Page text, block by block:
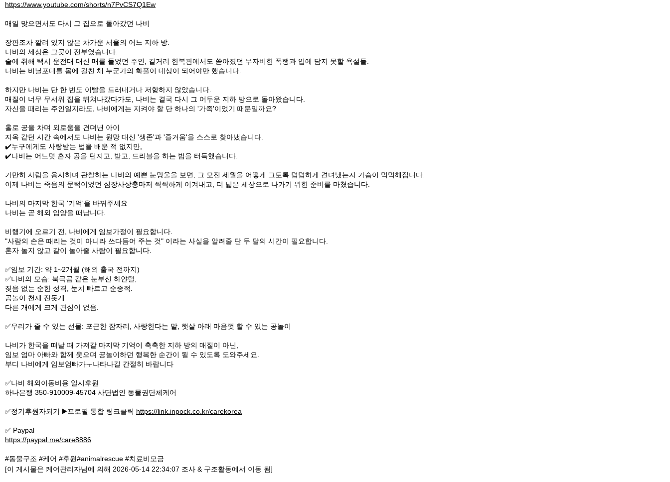
https://www.youtube.com/shorts/n7PvCS7Q1Ew
매일 맞으면서도 다시 그 집으로 돌아갔던 나비
장판조차 깔려 있지 않은 차가운 서울의 어느 지하 방.
나비의 세상은 그곳이 전부였습니다.
술에 취해 택시 운전대 대신 매를 들었던 주인, 길거리 한복판에서도 쏟아졌던 무자비한 폭행과 입에 담지 못할 욕설들.
나비는 비닐포대를 몸에 걸친 채 누군가의 화풀이 대상이 되어야만 했습니다.
하지만 나비는 단 한 번도 이빨을 드러내거나 저항하지 않았습니다.
매질이 너무 무서워 집을 뛰쳐나갔다가도, 나비는 결국 다시 그 어두운 지하 방으로 돌아왔습니다.
자신을 때리는 주인일지라도, 나비에게는 지켜야 할 단 하나의 '가족'이었기 때문일까요?
홀로 공을 차며 외로움을 견뎌낸 아이
지옥 같던 시간 속에서도 나비는 원망 대신 '생존'과 '즐거움'을 스스로 찾아냈습니다.
✔️누구에게도 사랑받는 법을 배운 적 없지만,
✔️나비는 어느덧 혼자 공을 던지고, 받고, 드리블을 하는 법을 터득했습니다.
가만히 사람을 응시하며 관찰하는 나비의 예쁜 눈망울을 보면, 그 모진 세월을 어떻게 그토록 덤덤하게 견뎌냈는지 가슴이 먹먹해집니다.
이제 나비는 죽음의 문턱이었던 심장사상충마저 씩씩하게 이겨내고, 더 넓은 세상으로 나가기 위한 준비를 마쳤습니다.
나비의 마지막 한국 '기억'을 바꿔주세요
나비는 곧 해외 입양을 떠납니다.
비행기에 오르기 전, 나비에게 임보가정이 필요합니다.
"사람의 손은 때리는 것이 아니라 쓰다듬어 주는 것" 이라는 사실을 알려줄 단 두 달의 시간이 필요합니다.
혼자 놀지 않고 같이 놀아줄 사람이 필요합니다.
✅️임보 기간: 약 1~2개월 (해외 출국 전까지)
✅️나비의 모습: 북극곰 같은 눈부신 하얀털,
짖음 없는 순한 성격, 눈치 빠르고 순종적.
공놀이 천재 진돗개.
다른 개에게 크게 관심이 없음.
✅️우리가 줄 수 있는 선물: 포근한 잠자리, 사랑한다는 말, 햇살 아래 마음껏 할 수 있는 공놀이
나비가 한국을 떠날 때 가져갈 마지막 기억이 축축한 지하 방의 매질이 아닌,
임보 엄마 아빠와 함께 웃으며 공놀이하던 행복한 순간이 될 수 있도록 도와주세요.
부디 나비에게 임보엄빠가ㅜ나타나길 간절히 바랍니다
✅나비 해외이동비용 일시후원
하나은행 350-910009-45704 사단법인 동물권단체케어
✅️정기후원자되기 ▶️프로필 통합 링크클릭 https://link.inpock.co.kr/carekorea
✅ Paypal
https://paypal.me/care8886
#동물구조 #케어 #후원#animalrescue #치료비모금
[이 게시물은 케어관리자님에 의해 2026-05-14 22:34:07 조사 & 구조활동에서 이동 됨]